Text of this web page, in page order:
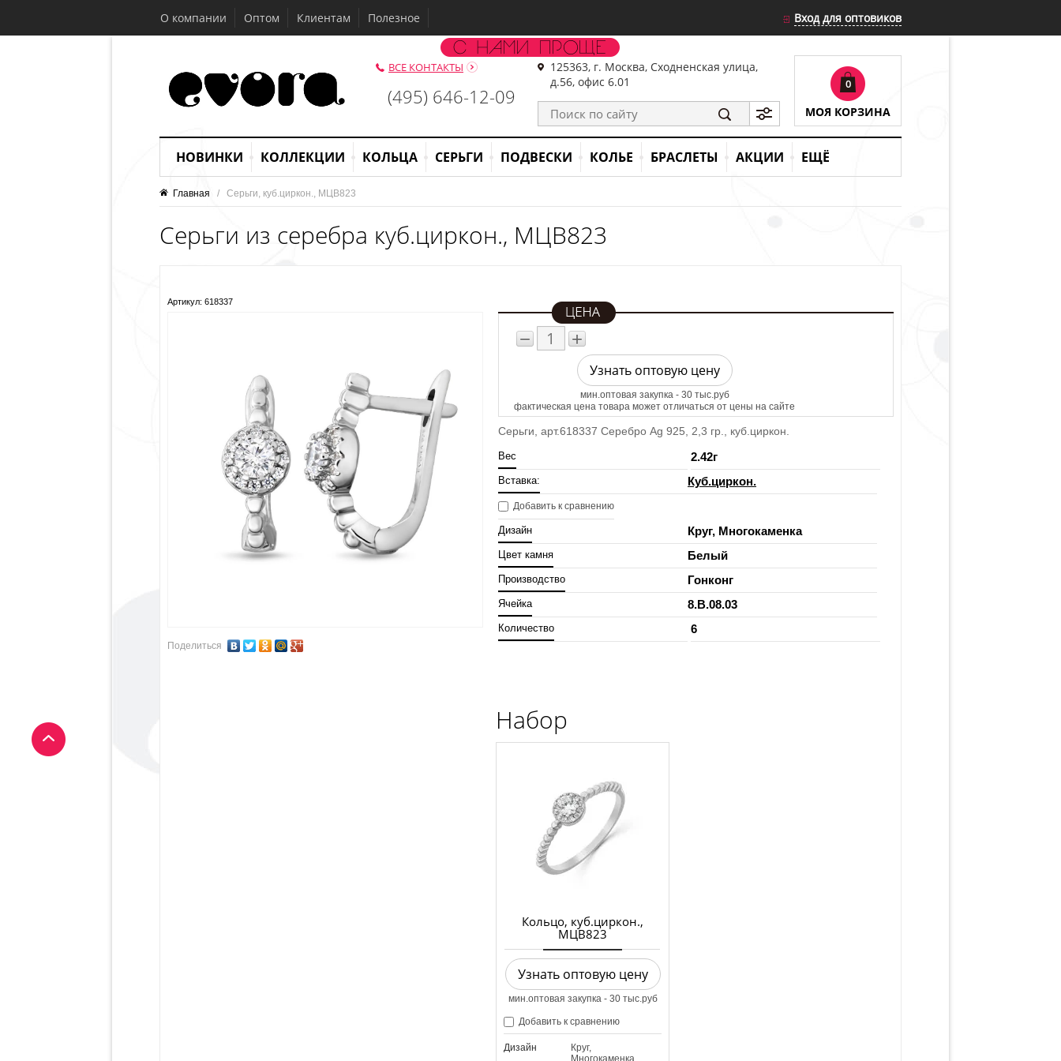
О компании Оптом Клиентам Полезное Вход для оптовиков
ВСЕ КОНТАКТЫ
(495) 646-12-09
125363, г. Москва, Сходненская улица,
д.56, офис 6.01
0
МОЯ КОРЗИНА
НОВИНКИ КОЛЛЕКЦИИ КОЛЬЦА СЕРЬГИ ПОДВЕСКИ КОЛЬЕ БРАСЛЕТЫ АКЦИИ ЕЩЁ
Главная /   Серьги, куб.циркон., МЦВ823
Серьги из серебра куб.циркон., МЦВ823
Артикул: 618337
Поделиться
− +
Узнать оптовую цену
мин.оптовая закупка - 30 тыс.руб
фактическая цена товара может отличаться от цены на сайте
Серьги, арт.618337 Серебро Ag 925, 2,3 гр., куб.циркон.
Вес 2.42г
Вставка: Куб.циркон.
Добавить к сравнению
Дизайн Круг, Многокаменка
Цвет камня Белый
Производство Гонконг
Ячейка 8.B.08.03
Количество 6
Набор
Кольцо, куб.циркон.,
МЦВ823
Узнать оптовую цену
мин.оптовая закупка - 30 тыс.руб
Добавить к сравнению
Дизайн
Круг,